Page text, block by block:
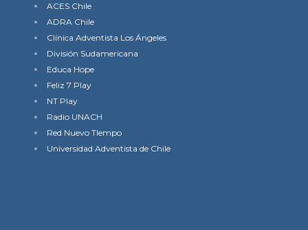
ACES Chile
ADRA Chile
Clínica Adventista Los Ángeles
División Sudamericana
Educa Hope
Feliz 7 Play
NT Play
Radio UNACH
Red Nuevo TIempo
Universidad Adventista de Chile